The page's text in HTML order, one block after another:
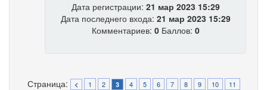
Дата регистрации: 21 мар 2023 15:29
Дата последнего входа: 21 мар 2023 15:29
Комментариев: 0Баллов: 0
Страница: < 1 2 3 4 5 6 7 8 9 10
11